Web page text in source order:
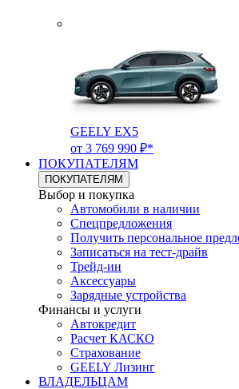
GEELY EX5
от 3 769 990 ₽*
ПОКУПАТЕЛЯМ
ПОКУПАТЕЛЯМ
Выбор и покупка
Автомобили в наличии
Спецпредложения
Получить персональное
Записаться на тест-драйв
Трейд-ин
Аксессуары
Зарядные устройства
Финансы и услуги
Автокредит
Расчет КАСКО
Страхование
GEELY Лизинг
ВЛАДЕЛЬЦАМ